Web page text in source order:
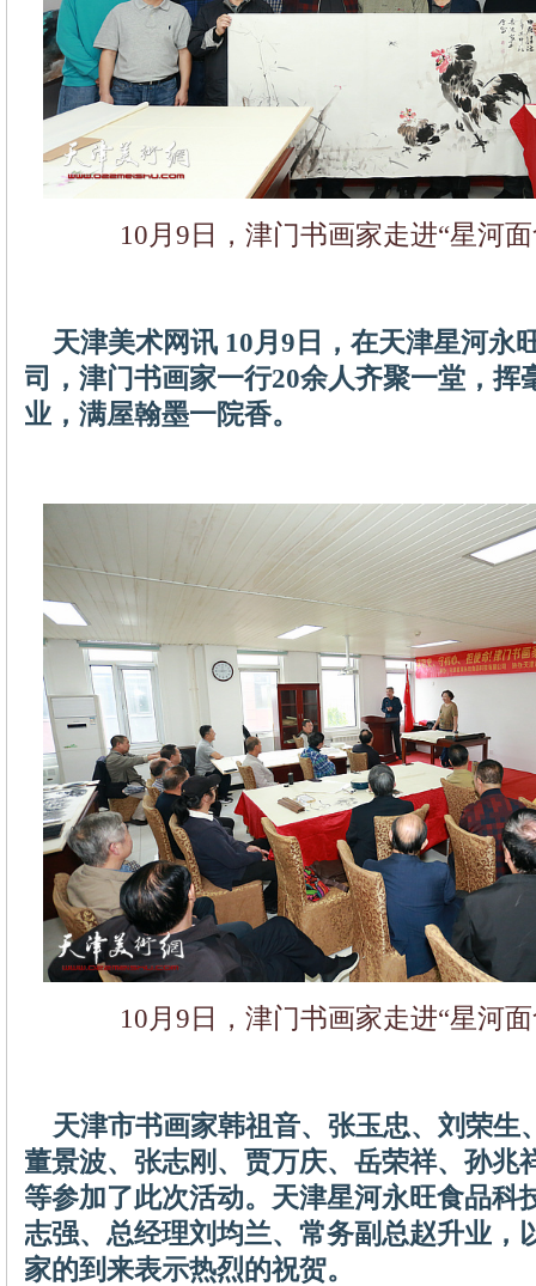
10月9日，津门书画家走进“星河
天津美术网讯 10月9日，在天津星河永
司，津门书画家一行20余人齐聚一堂，挥
业，满屋翰墨一院香。
10月9日，津门书画家走进“星河
天津市书画家韩祖音、张玉忠、刘荣生
董景波、张志刚、贾万庆、岳荣祥、孙兆
等参加了此次活动。天津星河永旺食品科
志强、总经理刘均兰、常务副总赵升业，
家的到来表示热烈的祝贺。